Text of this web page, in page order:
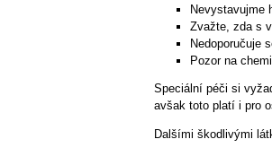
Nevystavujme
Zvažte, zda s
Nedoporučuje
Pozor na
Speciální péči si
avšak toto platí i pro
Dalšími škodlivými